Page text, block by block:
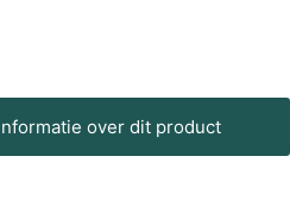
over dit product